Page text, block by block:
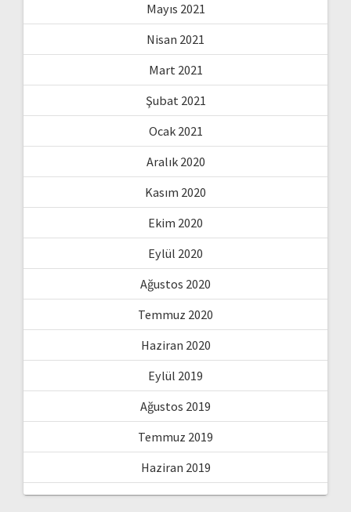
Mayıs 2021
Nisan 2021
Mart 2021
Şubat 2021
Ocak 2021
Aralık 2020
Kasım 2020
Ekim 2020
Eylül 2020
Ağustos 2020
Temmuz 2020
Haziran 2020
Eylül 2019
Ağustos 2019
Temmuz 2019
Haziran 2019